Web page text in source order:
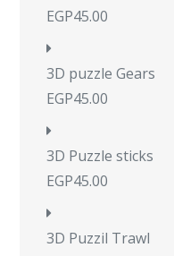
EGP45.00
3D puzzle Gears
EGP45.00
3D Puzzle sticks
EGP45.00
3D Puzzil Trawl